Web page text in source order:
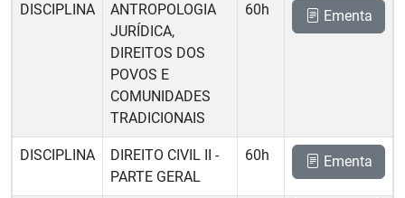
DISCIPLINA
ANTROPOLOGIA
JURÍDICA,
DIREITOS DOS
POVOS E
COMUNIDADES
TRADICIONAIS
60h Ementa
DISCIPLINA
DIREITO CIVIL II -
PARTE GERAL
60h Ementa